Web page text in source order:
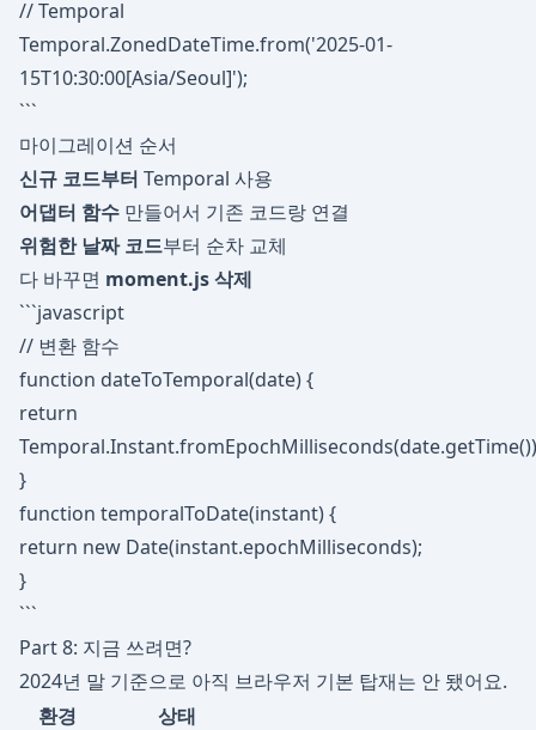
// Temporal
Temporal.ZonedDateTime.from('2025-01-
15T10:30:00[Asia/Seoul]');
```
마이그레이션 순서
신규 코드부터 Temporal 사용
어댑터 함수 만들어서 기존 코드랑 연결
위험한 날짜 코드부터 순차 교체
다 바꾸면 moment.js 삭제
```javascript
// 변환 함수
function dateToTemporal(date) {
return
}
function temporalToDate(instant) {
return new Date(instant.epochMilliseconds);
}
```
Part 8: 지금 쓰려면?
2024년 말 기준으로 아직 브라우저 기본 탑재는 안 됐어요.
환경
상태